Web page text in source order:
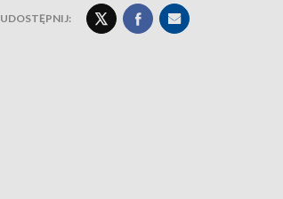
UDOSTĘPNIJ: